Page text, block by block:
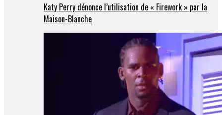
Katy Perry dénonce l’utilisation de « Firework » par la
Maison-Blanche